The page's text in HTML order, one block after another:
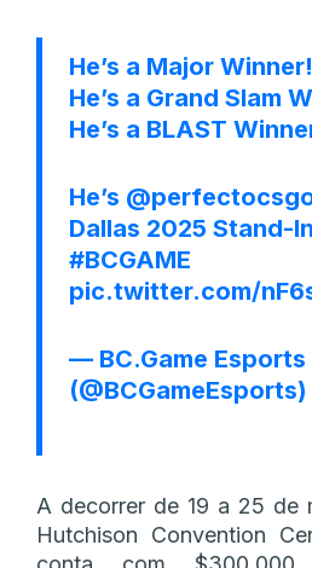
He’s a Major
He’s a Grand Slam
He’s a BLAST
He’s
Dallas 2025 Stand-
#BCGAME
pic.twitter.com/
— BC.Game Esports
(@BCGameEsports)
A decorrer de 19 a 25 de
Hutchison Convention